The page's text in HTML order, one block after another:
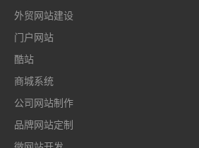
外贸网站建设
门户网站
酷站
商城系统
公司网站制作
品牌网站定制